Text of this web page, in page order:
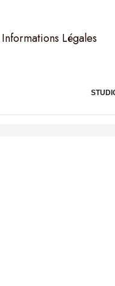
Informations Légales